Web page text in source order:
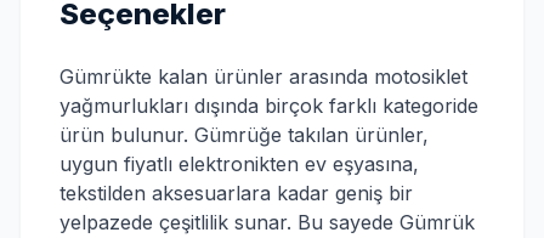
Seçenekler
Gümrükte kalan ürünler arasında motosiklet
yağmurlukları dışında birçok farklı kategoride
ürün bulunur. Gümrüğe takılan ürünler,
uygun fiyatlı elektronikten ev eşyasına,
tekstilden aksesuarlara kadar geniş bir
yelpazede çeşitlilik sunar. Bu sayede Gümrük